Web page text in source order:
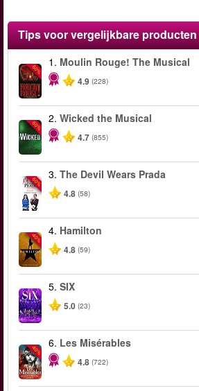
Tips voor vergelijkbare producten
-50%
1. Moulin Rouge! The Musical
4.9 (228)
-50%
2. Wicked the Musical
4.7 (855)
-50%
3. The Devil Wears Prada
4.8 (58)
-40%
4. Hamilton
4.8 (59)
5. SIX
5.0 (23)
-40%
6. Les Misérables
4.8 (722)